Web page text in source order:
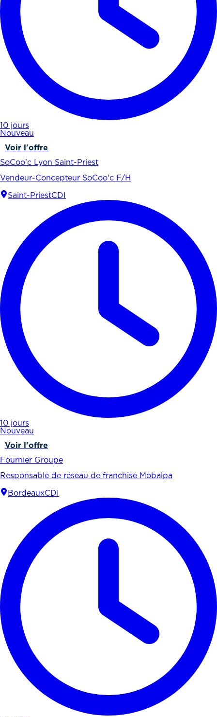
10 jours
Nouveau
Voir l'offre
SoCoo'c Lyon Saint-Priest
Vendeur-Concepteur SoCoo'c F/H
Saint-PriestCDI
10 jours
Nouveau
Voir l'offre
Fournier Groupe
Responsable de réseau de franchise Mobalpa
BordeauxCDI